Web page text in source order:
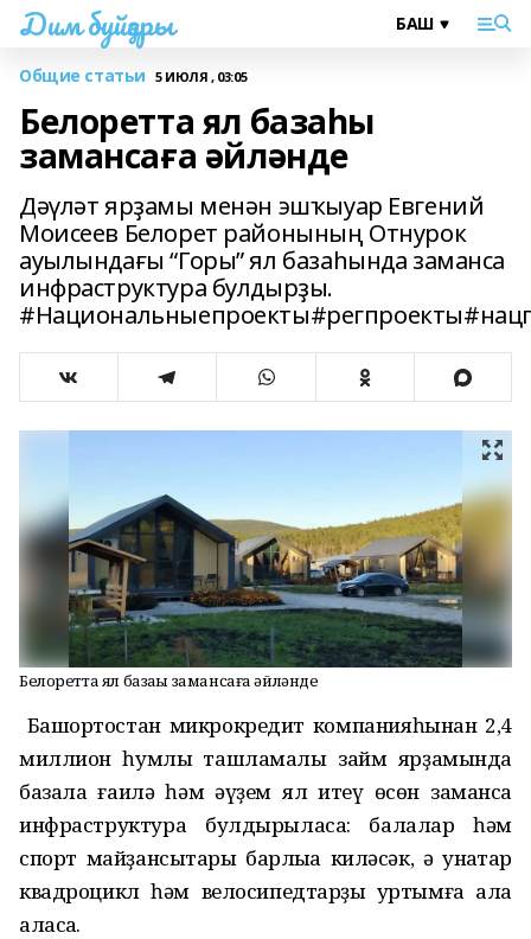
Дим буйҙары
Общие статьи 5 ИЮЛЯ , 03:05
Белоретта ял базаһы
замансаға әйләнде
Дәүләт ярҙамы менән эшҡыуар Евгений
Моисеев Белорет районының Отнурок
ауылындағы “Горы” ял базаһында заманса
инфраструктура булдырҙы.
Белоретта ял базаһы замансаға әйләнде
Башҡортостан микрокредит компанияһынан 2,4
миллион һумлыҡ ташламалы займ ярҙамында
базала ғаилә һәм әүҙем ял итеү өсөн заманса
инфраструктура булдырыласаҡ: балалар һәм
спорт майҙансыҡтары барлыҡҡа киләсәк, ә ҡунаҡтар
квадроцикл һәм велосипедтарҙы ҡуртымға ала
аласаҡ.